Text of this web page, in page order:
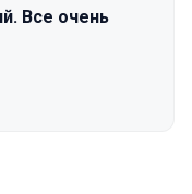
Все очень